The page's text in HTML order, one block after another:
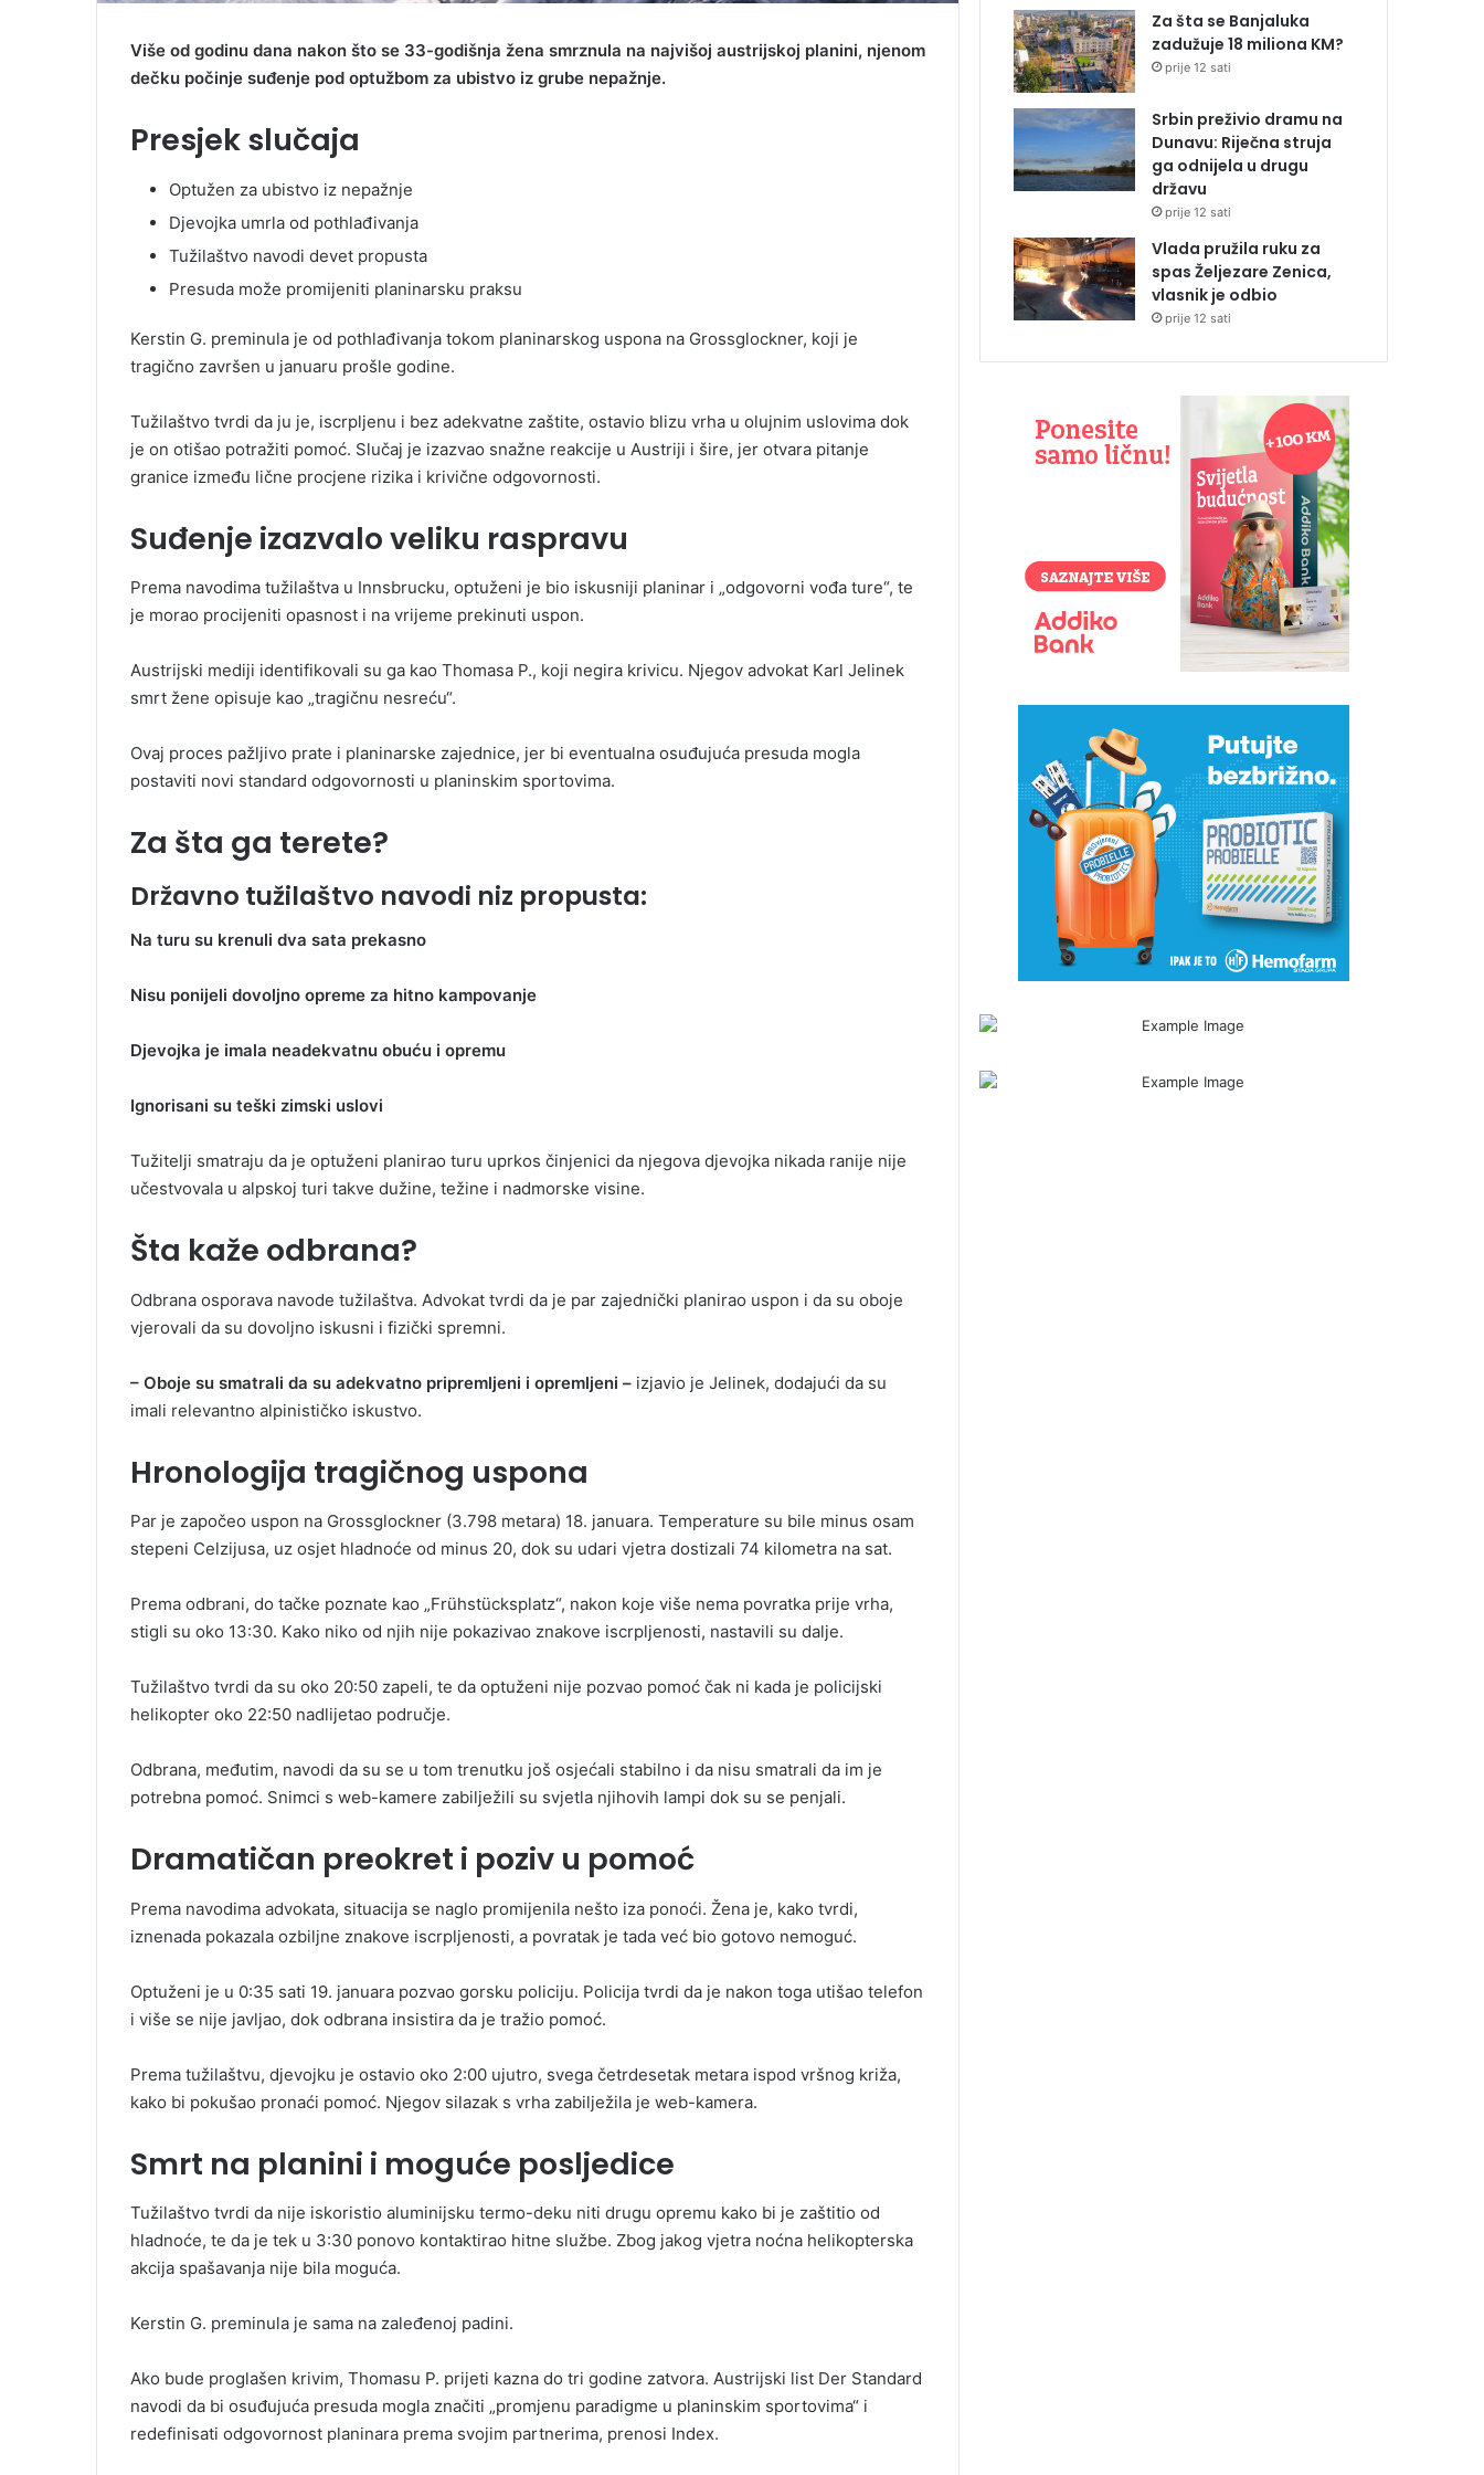
Više od godinu dana nakon što se 33-godišnja žena smrznula na najvišoj austrijskoj planini, njenom
dečku počinje suđenje pod optužbom za ubistvo iz grube nepažnje.
Presjek slučaja
Optužen za ubistvo iz nepažnje
Djevojka umrla od pothlađivanja
Tužilaštvo navodi devet propusta
Presuda može promijeniti planinarsku praksu
Kerstin G. preminula je od pothlađivanja tokom planinarskog uspona na Grossglockner, koji je
tragično završen u januaru prošle godine.
Tužilaštvo tvrdi da ju je, iscrpljenu i bez adekvatne zaštite, ostavio blizu vrha u olujnim uslovima dok
je on otišao potražiti pomoć. Slučaj je izazvao snažne reakcije u Austriji i šire, jer otvara pitanje
granice između lične procjene rizika i krivične odgovornosti.
Suđenje izazvalo veliku raspravu
Prema navodima tužilaštva u Innsbrucku, optuženi je bio iskusniji planinar i „odgovorni vođa ture“, te
je morao procijeniti opasnost i na vrijeme prekinuti uspon.
Austrijski mediji identifikovali su ga kao Thomasa P., koji negira krivicu. Njegov advokat Karl Jelinek
smrt žene opisuje kao „tragičnu nesreću“.
Ovaj proces pažljivo prate i planinarske zajednice, jer bi eventualna osuđujuća presuda mogla
postaviti novi standard odgovornosti u planinskim sportovima.
Za šta ga terete?
Državno tužilaštvo navodi niz propusta:
Na turu su krenuli dva sata prekasno
Nisu ponijeli dovoljno opreme za hitno kampovanje
Djevojka je imala neadekvatnu obuću i opremu
Ignorisani su teški zimski uslovi
Tužitelji smatraju da je optuženi planirao turu uprkos činjenici da njegova djevojka nikada ranije nije
učestvovala u alpskoj turi takve dužine, težine i nadmorske visine.
Šta kaže odbrana?
Odbrana osporava navode tužilaštva. Advokat tvrdi da je par zajednički planirao uspon i da su oboje
vjerovali da su dovoljno iskusni i fizički spremni.
– Oboje su smatrali da su adekvatno pripremljeni i opremljeni – izjavio je Jelinek, dodajući da su
imali relevantno alpinističko iskustvo.
Hronologija tragičnog uspona
Par je započeo uspon na Grossglockner (3.798 metara) 18. januara. Temperature su bile minus osam
stepeni Celzijusa, uz osjet hladnoće od minus 20, dok su udari vjetra dostizali 74 kilometra na sat.
Prema odbrani, do tačke poznate kao „Frühstücksplatz“, nakon koje više nema povratka prije vrha,
stigli su oko 13:30. Kako niko od njih nije pokazivao znakove iscrpljenosti, nastavili su dalje.
Tužilaštvo tvrdi da su oko 20:50 zapeli, te da optuženi nije pozvao pomoć čak ni kada je policijski
helikopter oko 22:50 nadlijetao područje.
Odbrana, međutim, navodi da su se u tom trenutku još osjećali stabilno i da nisu smatrali da im je
potrebna pomoć. Snimci s web-kamere zabilježili su svjetla njihovih lampi dok su se penjali.
Dramatičan preokret i poziv u pomoć
Prema navodima advokata, situacija se naglo promijenila nešto iza ponoći. Žena je, kako tvrdi,
iznenada pokazala ozbiljne znakove iscrpljenosti, a povratak je tada već bio gotovo nemoguć.
Optuženi je u 0:35 sati 19. januara pozvao gorsku policiju. Policija tvrdi da je nakon toga utišao telefon
i više se nije javljao, dok odbrana insistira da je tražio pomoć.
Prema tužilaštvu, djevojku je ostavio oko 2:00 ujutro, svega četrdesetak metara ispod vršnog križa,
kako bi pokušao pronaći pomoć. Njegov silazak s vrha zabilježila je web-kamera.
Smrt na planini i moguće posljedice
Tužilaštvo tvrdi da nije iskoristio aluminijsku termo-deku niti drugu opremu kako bi je zaštitio od
hladnoće, te da je tek u 3:30 ponovo kontaktirao hitne službe. Zbog jakog vjetra noćna helikopterska
akcija spašavanja nije bila moguća.
Kerstin G. preminula je sama na zaleđenoj padini.
Ako bude proglašen krivim, Thomasu P. prijeti kazna do tri godine zatvora. Austrijski list Der Standard
navodi da bi osuđujuća presuda mogla značiti „promjenu paradigme u planinskim sportovima“ i
redefinisati odgovornost planinara prema svojim partnerima, prenosi Index.
Za šta se Banjaluka
zadužuje 18 miliona KM?
prije 12 sati
Srbin preživio dramu na
Dunavu: Riječna struja
ga odnijela u drugu
državu
prije 12 sati
Vlada pružila ruku za
spas Željezare Zenica,
vlasnik je odbio
prije 12 sati